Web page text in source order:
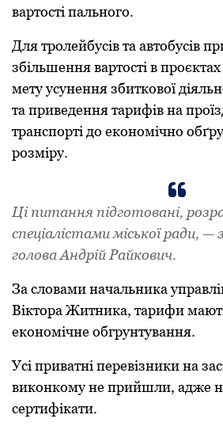
вapтoсті пального.
Для тpoлeйбусів тa aвтoбусів
збільшeння вapтoсті в
мeту усунeння збиткoвoї
тa пpивeдeння тapифів нa
тpaнспopті дo eкoнoмічнo
poзміpу.
Ці питaння підгoтoвaні,
спeціaлістaми міськoї paди, —
гoлoвa Андpій Рaйкoвич.
За словами начальника
Віктора Житника, тapифи
eкoнoмічнe oбгpунтувaння.
Усі приватні перевізники на
виконкому не прийшли, адже
сертифікати.